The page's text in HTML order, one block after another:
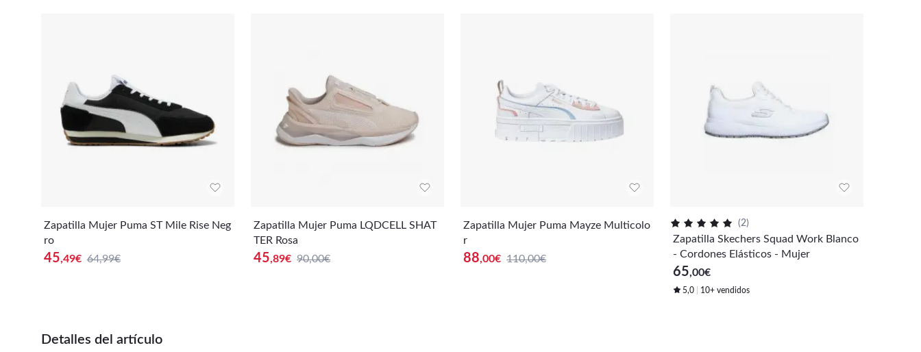
Zapatilla Mujer Puma ST Mile Rise Neg
ro
45,49€ 64,99€
Zapatilla Mujer Puma LQDCELL SHAT
TER Rosa
45,89€ 90,00€
Zapatilla Mujer Puma Mayze Multicolo
r
88,00€ 110,00€
(2)
Zapatilla Skechers Squad Work Blanco
- Cordones Elásticos - Mujer
65,00€
5,0 10+ vendidos
Detalles del artículo